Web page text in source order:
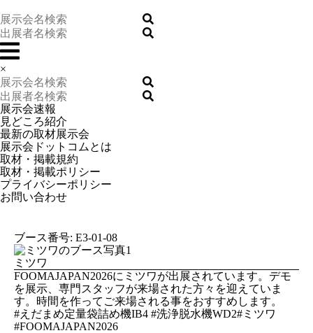
×
展示会速報
見どころ紹介
最新の取材展示会
展示会ドットコムとは
取材・掲載規約
取材・掲載ポリシー
プライバシーポリシー
お問い合わせ
ブース番号: E3-01-08
ミツワ
FOOMAJAPAN2026にミツワが出展されています。デモ
を展示、専門スタッフが来場された方々を迎えていま
す。時間を作ってご来場される事をおすすめします。
#えだまめ定量袋詰め機IB4 #洗浄脱水機WD2#ミツワ
#FOOMAJAPAN2026